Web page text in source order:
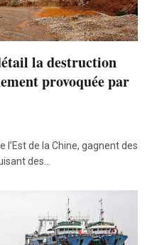
la destruction
provoquée par
l’Est de la Chine, gagnent des
des…